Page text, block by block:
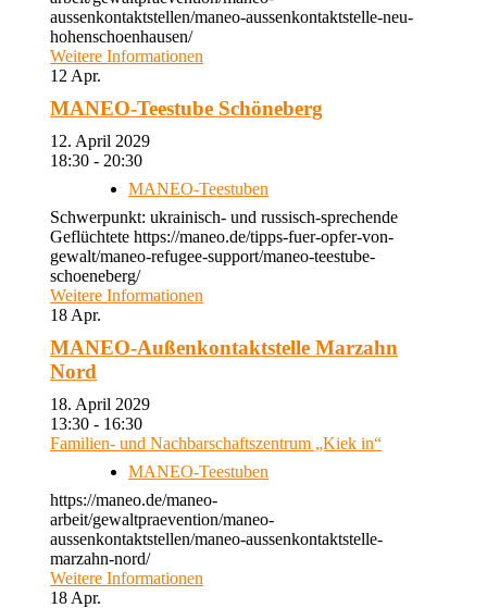
aussenkontaktstellen/maneo-aussenkontaktstelle-neu-
hohenschoenhausen/
Weitere Informationen
12 Apr.
MANEO-Teestube Schöneberg
12. April 2029
18:30 - 20:30
MANEO-Teestuben
Schwerpunkt: ukrainisch- und russisch-sprechende
Geflüchtete https://maneo.de/tipps-fuer-opfer-von-
gewalt/maneo-refugee-support/maneo-teestube-
schoeneberg/
Weitere Informationen
18 Apr.
MANEO-Außenkontaktstelle Marzahn
Nord
18. April 2029
13:30 - 16:30
Familien- und Nachbarschaftszentrum „Kiek in“
MANEO-Teestuben
https://maneo.de/maneo-
arbeit/gewaltpraevention/maneo-
aussenkontaktstellen/maneo-aussenkontaktstelle-
marzahn-nord/
Weitere Informationen
18 Apr.